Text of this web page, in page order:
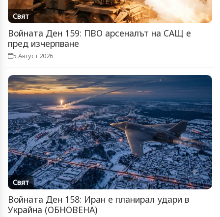
Свят
Войната Ден 159: ПВО арсеналът на САЩ е
пред изчерпване
5 Август 2026
Свят
Войната Ден 158: Иран е планирал удари в
Украйна (ОБНОВЕНА)